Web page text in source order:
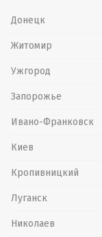
Донецк
Житомир
Ужгород
Запорожье
Ивано-Франковск
Киев
Кропивницкий
Луганск
Николаев